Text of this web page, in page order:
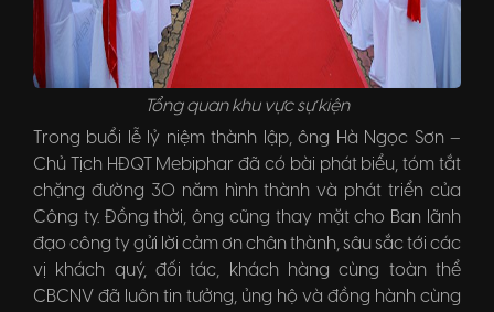
Tổng quan khu vực sự kiện
Trong buổi lễ lỷ niệm thành lập, ông Hà Ngọc Sơn –
Chủ Tịch HĐQT Mebiphar đã có bài phát biểu, tóm tắt
chặng đường 30 năm hình thành và phát triển của
Công ty. Đồng thời, ông cũng thay mặt cho Ban lãnh
đạo công ty gửi lời cảm ơn chân thành, sâu sắc tới các
vị khách quý, đối tác, khách hàng cùng toàn thể
CBCNV đã luôn tin tưởng, ủng hộ và đồng hành cùng